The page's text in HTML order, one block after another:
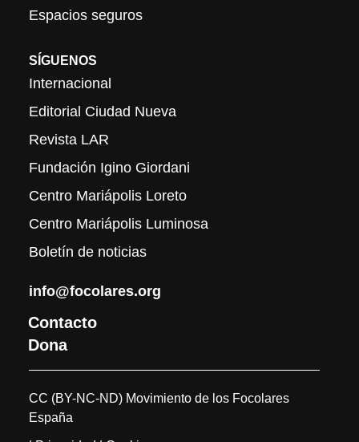
Espacios seguros
SÍGUENOS
Internacional
Editorial Ciudad Nueva
Revista LAR
Fundación Igino Giordani
Centro Mariápolis Loreto
Centro Mariápolis Luminosa
Boletín de noticias
info@focolares.org
Contacto
Dona
CC (BY-NC-ND) Movimiento de los Focolares
España